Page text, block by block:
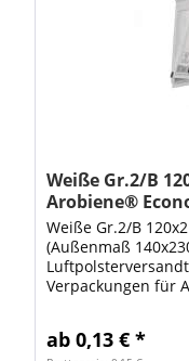
Weiße Gr.2/B
Arobiene®
Weiße Gr.2/B
(Außenmaß
Verpackungen für
ab 0,13 € *